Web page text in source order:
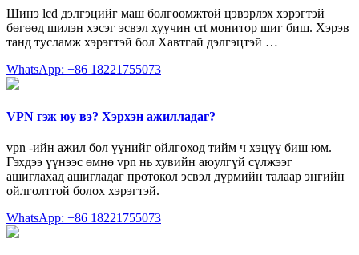
Шинэ lcd дэлгэцийг маш болгоомжтой цэвэрлэх хэрэгтэй
бөгөөд шилэн хэсэг эсвэл хуучин crt монитор шиг биш. Хэрэв
танд тусламж хэрэгтэй бол Хавтгай дэлгэцтэй …
WhatsApp: +86 18221755073
VPN гэж юу вэ? Хэрхэн ажилладаг?
vpn -ийн ажил бол үүнийг ойлгоход тийм ч хэцүү биш юм.
Гэхдээ үүнээс өмнө vpn нь хувийн аюулгүй сүлжээг
ашиглахад ашигладаг протокол эсвэл дүрмийн талаар энгийн
ойлголттой болох хэрэгтэй.
WhatsApp: +86 18221755073